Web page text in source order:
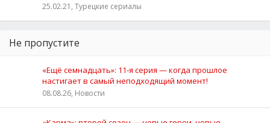
25.02.21, Турецкие сериалы
Не пропустите
«Ещё семнадцать»: 11‑я серия — когда прошлое
настигает в самый неподходящий момент!
08.08.26, Новости